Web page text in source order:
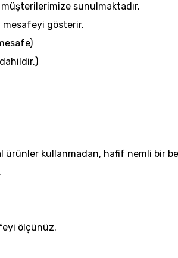
sunulmaktadır.
mesafeyi gösterir.
ürünler kullanmadan, hafif nemli bir
ölçünüz.